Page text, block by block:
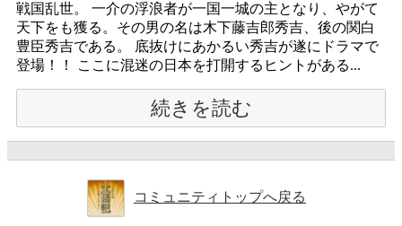
戦国乱世。 一介の浮浪者が一国一城の主となり、やがて
天下をも獲る。その男の名は木下藤吉郎秀吉、後の関白
豊臣秀吉である。 底抜けにあかるい秀吉が遂にドラマで
登場！！ ここに混迷の日本を打開するヒントがある...
続きを読む
コミュニティトップへ戻る